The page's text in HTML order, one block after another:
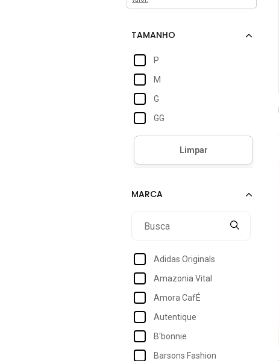
P
M
G
GG
Adidas Originals
Amazonia Vital
Amora CafÉ
Autentique
B'bonnie
Barsons Fashion